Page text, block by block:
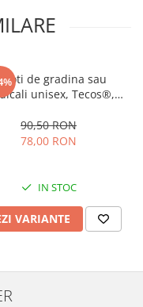
de gradina sau
unisex, Tecos®,
44, cu gauri pentru
aerului, foarte
90,50 RON
78,00 RON
IN STOC
VARIANTE